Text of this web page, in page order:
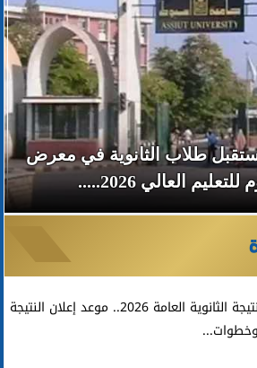
طلاب الثانوية في معرض
العالي 2026.....
نتيجة الثانوية العامة 2026.. موعد إعلان النتيجة
وخطوات...